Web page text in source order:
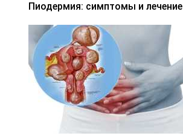
Пиодермия: симптомы и лечение